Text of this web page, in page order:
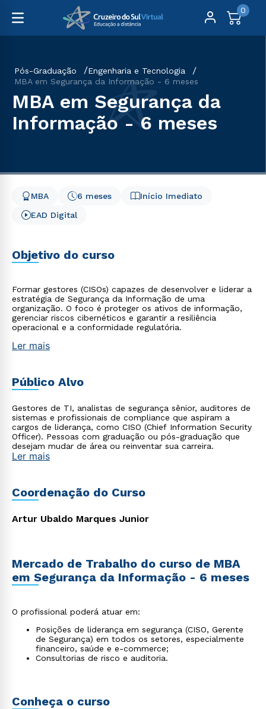
0
Pós-Graduação
Engenharia e Tecnologia
MBA em Segurança da Informação - 6 meses
MBA em Segurança da
Informação - 6 meses
Início Imediato
6 meses
MBA
EAD Digital
Objetivo do curso
Formar gestores (CISOs) capazes de desenvolver e liderar a
estratégia de Segurança da Informação de uma
organização. O foco é proteger os ativos de informação,
gerenciar riscos cibernéticos e garantir a resiliência
operacional e a conformidade regulatória.
Ler mais
Público Alvo
Gestores de TI, analistas de segurança sênior, auditores de
sistemas e profissionais de compliance que aspiram a
cargos de liderança, como CISO (Chief Information Security
Officer). Pessoas com graduação ou pós-graduação que
desejam mudar de área ou reinventar sua carreira.
Ler mais
Coordenação do Curso
Artur Ubaldo Marques Junior
Mercado de Trabalho do curso de MBA
em Segurança da Informação - 6 meses
O profissional poderá atuar em:
Posições de liderança em segurança (CISO, Gerente
de Segurança) em todos os setores, especialmente
financeiro, saúde e e-commerce;
Consultorias de risco e auditoria.
Conheça o curso